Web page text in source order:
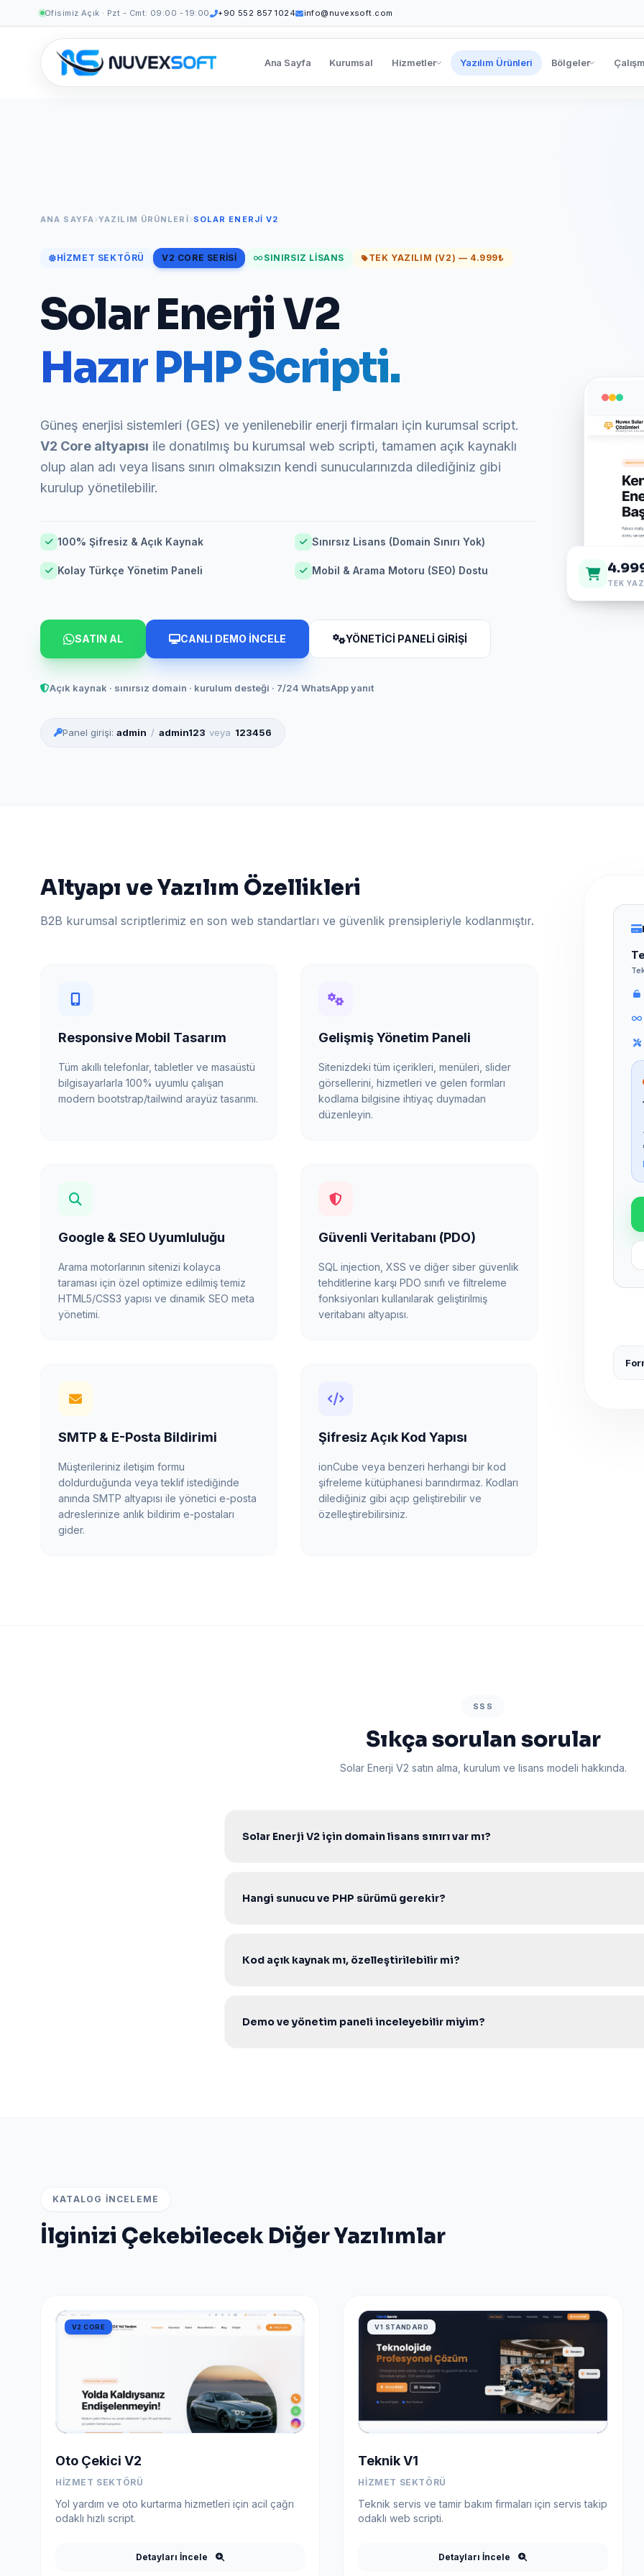
Ofisimiz Açık · Pzt - Cmt: 09:00 - 19:00 +90 552 857 1024 info@nuvexsoft.com
Ana Sayfa Kurumsal Hizmetler Yazılım Ürünleri Bölgeler
ANA SAYFA YAZILIM ÜRÜNLERI SOLAR ENERJI V2
HIZMET SEKTÖRÜ V2 CORE SERISI SINIRSIZ LISANS TEK YAZILIM (V2) — 4.999₺
Solar Enerji V2
Hazır PHP Scripti.
Güneş enerjisi sistemleri (GES) ve yenilenebilir enerji firmaları için kurumsal script.
V2 Core altyapısı ile donatılmış bu kurumsal web scripti, tamamen açık kaynaklı
olup alan adı veya lisans sınırı olmaksızın kendi sunucularınızda dilediğiniz gibi
kurulup yönetilebilir.
100% Şifresiz & Açık Kaynak Sınırsız Lisans (Domain Sınırı Yok)
Kolay Türkçe Yönetim Paneli Mobil & Arama Motoru (SEO) Dostu
SATIN AL CANLI DEMO İNCELE YÖNETİCİ PANELİ GİRİŞİ
Açık kaynak · sınırsız domain · kurulum desteği · 7/24 WhatsApp yanıt
Panel girişi:admin / admin123 veya 123456
TEK
Altyapı ve Yazılım Özellikleri
B2B kurumsal scriptlerimiz en son web standartları ve güvenlik prensipleriyle kodlanmıştır.
Responsive Mobil Tasarım
Tüm akıllı telefonlar, tabletler ve masaüstü
bilgisayarlarla 100% uyumlu çalışan
modern bootstrap/tailwind arayüz tasarımı.
Gelişmiş Yönetim Paneli
Sitenizdeki tüm içerikleri, menüleri, slider
görsellerini, hizmetleri ve gelen formları
kodlama bilgisine ihtiyaç duymadan
düzenleyin.
Google & SEO Uyumluluğu
Arama motorlarının sitenizi kolayca
taraması için özel optimize edilmiş temiz
HTML5/CSS3 yapısı ve dinamik SEO meta
yönetimi.
Güvenli Veritabanı (PDO)
SQL injection, XSS ve diğer siber güvenlik
tehditlerine karşı PDO sınıfı ve filtreleme
fonksiyonları kullanılarak geliştirilmiş
veritabanı altyapısı.
SMTP & E-Posta Bildirimi
Müşterileriniz iletişim formu
doldurduğunda veya teklif istediğinde
anında SMTP altyapısı ile yönetici e-posta
adreslerinize anlık bildirim e-postaları
gider.
Şifresiz Açık Kod Yapısı
ionCube veya benzeri herhangi bir kod
şifreleme kütüphanesi barındırmaz. Kodları
dilediğiniz gibi açıp geliştirebilir ve
özelleştirebilirsiniz.
SSS
Sıkça sorulan sorular
Solar Enerji V2 satın alma, kurulum ve lisans modeli hakkında.
Solar Enerji V2 için domain lisans sınırı var mı?
Hangi sunucu ve PHP sürümü gerekir?
Kod açık kaynak mı, özelleştirilebilir mi?
Demo ve yönetim paneli inceleyebilir miyim?
KATALOG İNCELEME
İlginizi Çekebilecek Diğer Yazılımlar
V2 CORE
Oto Çekici V2
HIZMET SEKTÖRÜ
Yol yardım ve oto kurtarma hizmetleri için acil çağrı
odaklı hızlı script.
Detayları İncele
V1 STANDARD
Teknik V1
HIZMET SEKTÖRÜ
Teknik servis ve tamir bakım firmaları için servis takip
odaklı web scripti.
Detayları İncele